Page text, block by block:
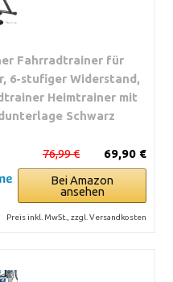
Fahrradtrainer für
6-stufiger Widerstand,
Heimtrainer mit
Schwarz
69,90 €
76,99 €
Bei Amazon
ansehen
Preis inkl. MwSt., zzgl. Versandkosten